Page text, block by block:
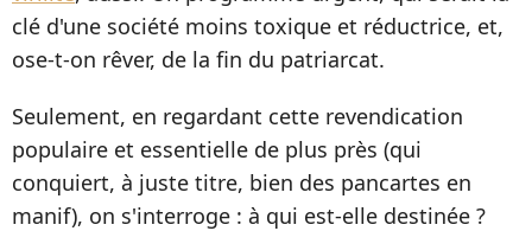
clé d'une société moins toxique et réductrice, et,
ose-t-on rêver, de la fin du patriarcat.
Seulement, en regardant cette revendication
populaire et essentielle de plus près (qui
conquiert, à juste titre, bien des pancartes en
manif), on s'interroge : à qui est-elle destinée ?